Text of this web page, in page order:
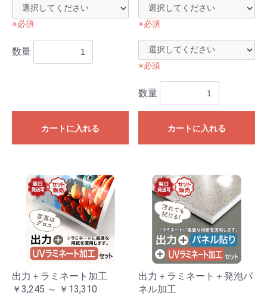
※必須
数量
カートに入れる
※必須
※必須
数量
カートに入れる
出力＋ラミネート加工
￥3,245 ～ ￥13,310
出力＋ラミネート＋発泡パ
ネル加工